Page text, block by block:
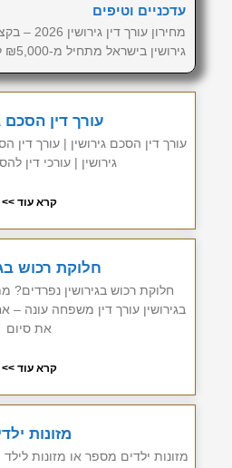
עדכניים וטיפים
מחירון
גירושין בישראל מתחיל מ-₪5,000 לגירושין בהסכמה ומגיע
עורך דין הסכם
עורך דין הסכם גירושין | עורך דין
גירושין | עורכי דין
קרא עוד >>
חלוקת רכוש
חלוקת רכוש בגירושין נפרדים?
בגירושין עורך דין משפחה עונה
את סיום
קרא עוד >>
מזונות
מזונות ילדים מספר או מזונות